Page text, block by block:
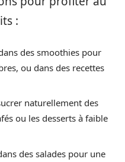
:
des smoothies pour
ou dans des recettes
naturellement des
ou les desserts à faible
des salades pour une